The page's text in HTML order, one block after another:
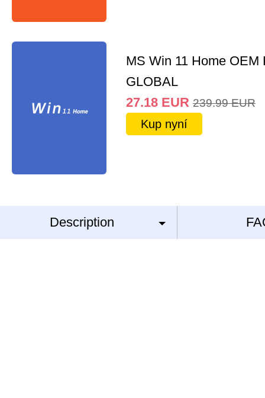
MS Win 11 Home OEM
GLOBAL
27.18 EUR 239.99 EUR
Kup nyní
Description